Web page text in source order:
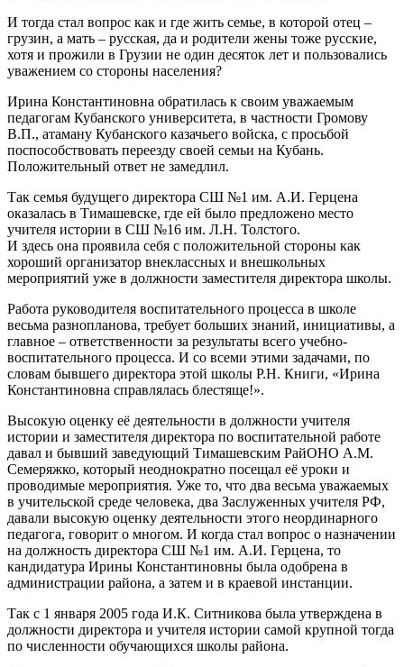
И тогда стал вопрос как и где жить семье, в которой отец –
грузин, а мать – русская, да и родители жены тоже русские,
хотя и прожили в Грузии не один десяток лет и пользовались
уважением со стороны населения?
Ирина Константиновна обратилась к своим уважаемым
педагогам Кубанского университета, в частности Громову
В.П., атаману Кубанского казачьего войска, с просьбой
поспособствовать переезду своей семьи на Кубань.
Положительный ответ не замедлил.
Так семья будущего директора СШ №1 им. А.И. Герцена
оказалась в Тимашевске, где ей было предложено место
учителя истории в СШ №16 им. Л.Н. Толстого.
И здесь она проявила себя с положительной стороны как
хороший организатор внеклассных и внешкольных
мероприятий уже в должности заместителя директора школы.
Работа руководителя воспитательного процесса в школе
весьма разнопланова, требует больших знаний, инициативы, а
главное – ответственности за результаты всего учебно-
воспитательного процесса. И со всеми этими задачами, по
словам бывшего директора этой школы Р.Н. Книги, «Ирина
Константиновна справлялась блестяще!».
Высокую оценку её деятельности в должности учителя
истории и заместителя директора по воспитательной работе
давал и бывший заведующий Тимашевским РайОНО А.М.
Семеряжко, который неоднократно посещал её уроки и
проводимые мероприятия. Уже то, что два весьма уважаемых
в учительской среде человека, два Заслуженных учителя РФ,
давали высокую оценку деятельности этого неординарного
педагога, говорит о многом. И когда стал вопрос о назначении
на должность директора СШ №1 им. А.И. Герцена, то
кандидатура Ирины Константиновны была одобрена в
администрации района, а затем и в краевой инстанции.
Так с 1 января 2005 года И.К. Ситникова была утверждена в
должности директора и учителя истории самой крупной тогда
по численности обучающихся школы района.